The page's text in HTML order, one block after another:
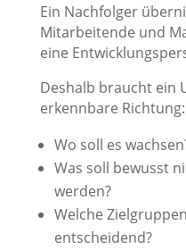
Ein Nachfolger
Mitarbeitende und
eine
Deshalb braucht ein
erkennbare Richtung:
Wo soll es
Was soll bewusst
werden?
Welche
entscheidend?